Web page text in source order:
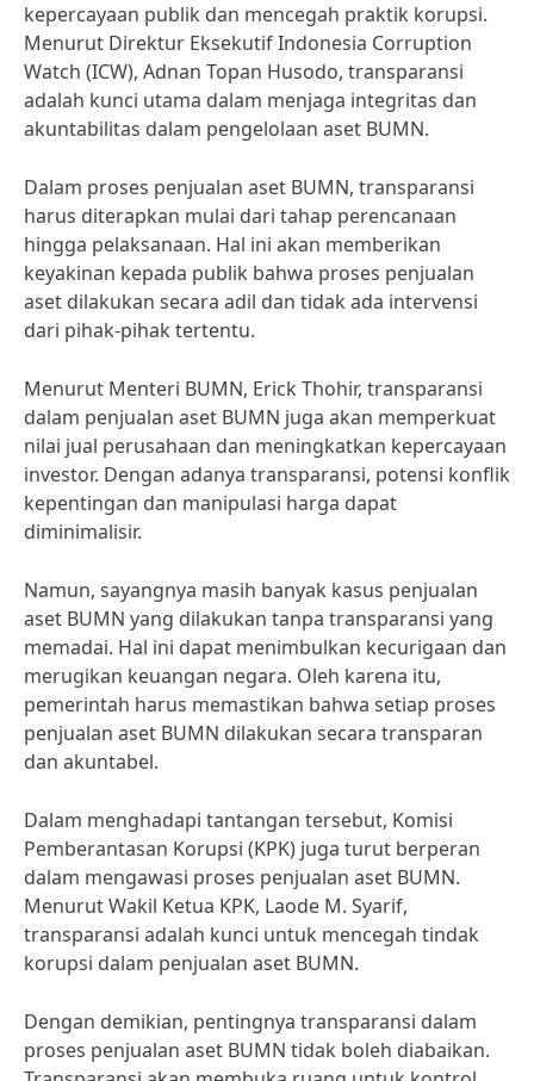
kepercayaan publik dan mencegah praktik korupsi.
Menurut Direktur Eksekutif Indonesia Corruption
Watch (ICW), Adnan Topan Husodo, transparansi
adalah kunci utama dalam menjaga integritas dan
akuntabilitas dalam pengelolaan aset BUMN.
Dalam proses penjualan aset BUMN, transparansi
harus diterapkan mulai dari tahap perencanaan
hingga pelaksanaan. Hal ini akan memberikan
keyakinan kepada publik bahwa proses penjualan
aset dilakukan secara adil dan tidak ada intervensi
dari pihak-pihak tertentu.
Menurut Menteri BUMN, Erick Thohir, transparansi
dalam penjualan aset BUMN juga akan memperkuat
nilai jual perusahaan dan meningkatkan kepercayaan
investor. Dengan adanya transparansi, potensi konflik
kepentingan dan manipulasi harga dapat
diminimalisir.
Namun, sayangnya masih banyak kasus penjualan
aset BUMN yang dilakukan tanpa transparansi yang
memadai. Hal ini dapat menimbulkan kecurigaan dan
merugikan keuangan negara. Oleh karena itu,
pemerintah harus memastikan bahwa setiap proses
penjualan aset BUMN dilakukan secara transparan
dan akuntabel.
Dalam menghadapi tantangan tersebut, Komisi
Pemberantasan Korupsi (KPK) juga turut berperan
dalam mengawasi proses penjualan aset BUMN.
Menurut Wakil Ketua KPK, Laode M. Syarif,
transparansi adalah kunci untuk mencegah tindak
korupsi dalam penjualan aset BUMN.
Dengan demikian, pentingnya transparansi dalam
proses penjualan aset BUMN tidak boleh diabaikan.